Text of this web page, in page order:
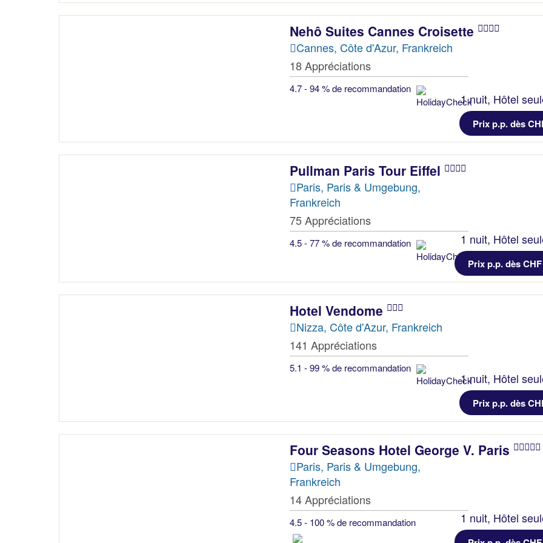
Nehô Suites Cannes Croisette
Cannes, Côte d'Azur, Frankreich
18 Appréciations
4.7 - 94 % de recommandation
1 nuit, Hôtel
Prix p.p. dès
Pullman Paris Tour Eiffel
Paris, Paris & Umgebung,
Frankreich
75 Appréciations
4.5 - 77 % de recommandation 1 nuit, Hôtel
Prix p.p. dès
Hotel Vendome
Nizza, Côte d'Azur, Frankreich
141 Appréciations
5.1 - 99 % de recommandation
1 nuit, Hôtel
Prix p.p. dès
Four Seasons Hotel George V. Paris
Paris, Paris & Umgebung,
Frankreich
14 Appréciations
4.5 - 100 % de recommandation 1 nuit, Hôtel